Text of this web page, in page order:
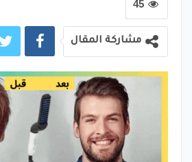
45
مشاركة المقال